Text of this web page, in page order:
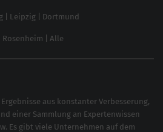
Leipzig Dortmund
Rosenheim Alle
aus konstanter Verbesserung,
einer Sammlung an Expertenwissen
Es gibt viele Unternehmen auf dem